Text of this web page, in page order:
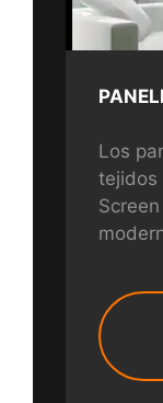
Los
tejidos